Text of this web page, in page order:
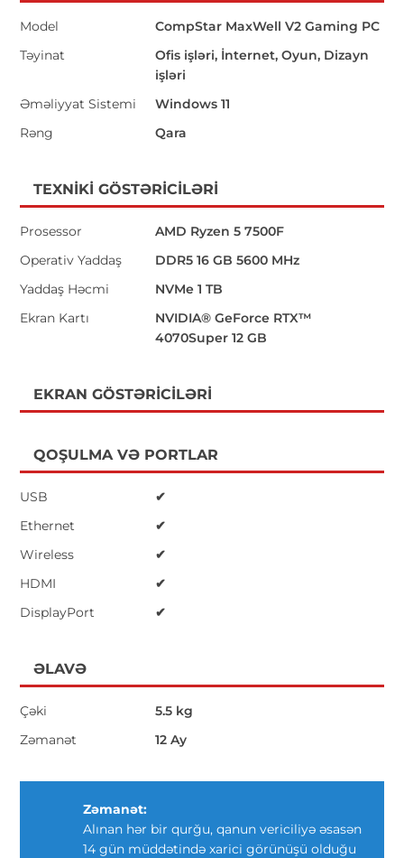
Model
CompStar MaxWell V2 Gaming PC
Təyinat
Ofis işləri, İnternet, Oyun, Dizayn
işləri
Əməliyyat Sistemi
Windows 11
Rəng
Qara
TEXNIKI GÖSTƏRICILƏRI
Prosessor
AMD Ryzen 5 7500F
Operativ Yaddaş
DDR5 16 GB 5600 MHz
Yaddaş Həcmi
NVMe 1 TB
Ekran Kartı
NVIDIA® GeForce RTX™
4070Super 12 GB
EKRAN GÖSTƏRICILƏRI
QOŞULMA VƏ PORTLAR
USB
✔
Ethernet
✔
Wireless
✔
HDMI
✔
DisplayPort
✔
ƏLAVƏ
Çəki
5.5 kg
Zəmanət
12 Ay
Zəmanət:
Alınan hər bir qurğu, qanun vericiliyə əsasən
14 gün müddətində xarici görünüşü olduğu